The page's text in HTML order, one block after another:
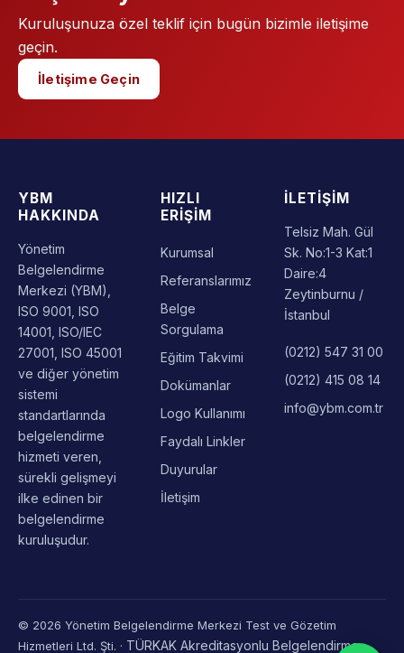
başlamaya hazır mısınız?
Kuruluşunuza özel teklif için bugün bizimle iletişime
geçin.
İletişime Geçin
YBM
HAKKINDA
Yönetim
Belgelendirme
Merkezi (YBM),
ISO 9001, ISO
14001, ISO/IEC
27001, ISO 45001
ve diğer yönetim
sistemi
standartlarında
belgelendirme
hizmeti veren,
sürekli gelişmeyi
ilke edinen bir
belgelendirme
HIZLI
Kurumsal
Referanslarımız
Belge
Sorgulama
Eğitim Takvimi
Dokümanlar
Logo Kullanımı
Faydalı Linkler
Duyurular
İLETIŞIM
Telsiz Mah. Gül
Sk. No:1-3 Kat:1
Daire:4
Zeytinburnu /
(0212) 547 31 00
(0212) 415 08 14
© 2026 Yönetim Belgelendirme Merkezi Test ve Gözetim